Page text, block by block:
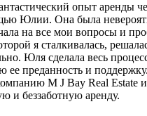
опыт аренды
Юлии. Она была
на все мои вопросы и
я сталкивалась,
Юля сделала весь
ее преданность и
M J Bay Real Estate
и беззаботную аренду.